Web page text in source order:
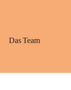
Das Team